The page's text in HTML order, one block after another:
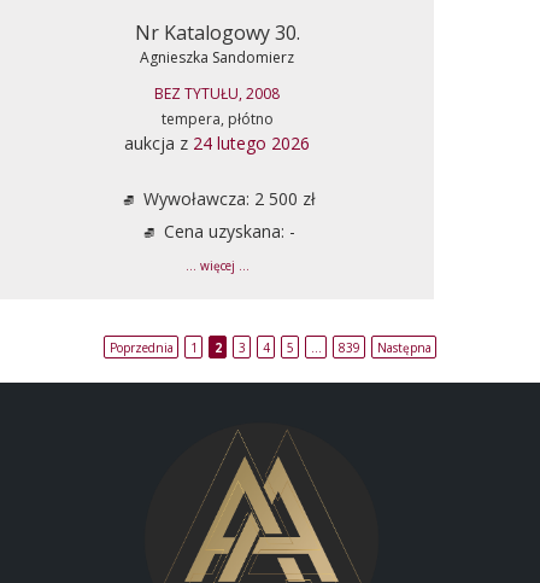
Nr Katalogowy 30.
Agnieszka Sandomierz
BEZ TYTUŁU, 2008
tempera, płótno
aukcja z 24 lutego 2026
Wywoławcza: 2 500 zł
Cena uzyskana: -
... więcej ...
Poprzednia 1 2 3 4 5 839 Następna